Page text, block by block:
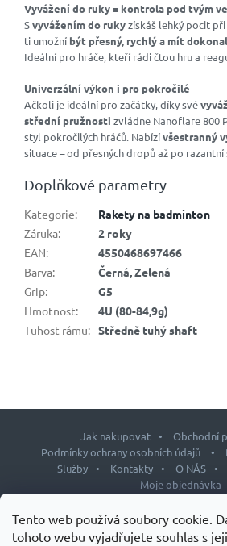
Tento web používá soubory cookie.
tohoto webu vyjadřujete souhlas s
Vyvážení do ruky = kontrola pod tvým
Svyvážením do rukyzískáš lehký pocit
ti umožní být přesný, rychlý a mít
Ideální pro hráče, kteří rádi čtou hru a
Univerzální výkon i pro pokročilé
Ačkoli je ideální pro začátky, díky své
střední pružnosti zvládne Nanoflare 800
styl pokročilých hráčů. Nabízívšestranný
situace – od přesných dropů až po razantní
Doplňkové parametry
Kategorie:
Rakety na badminton
Záruka:
2 roky
EAN:
4550468697466
Barva:
Černá, Zelená
Grip:
G5
Hmotnost:
4U (80-84,9g)
Tuhost rámu: Středně tuhý shaft
Jak nakupovat
Obchodní
Podmínky ochrany osobních údajů
Služby
Kontakty O NÁS
Moje objednávka